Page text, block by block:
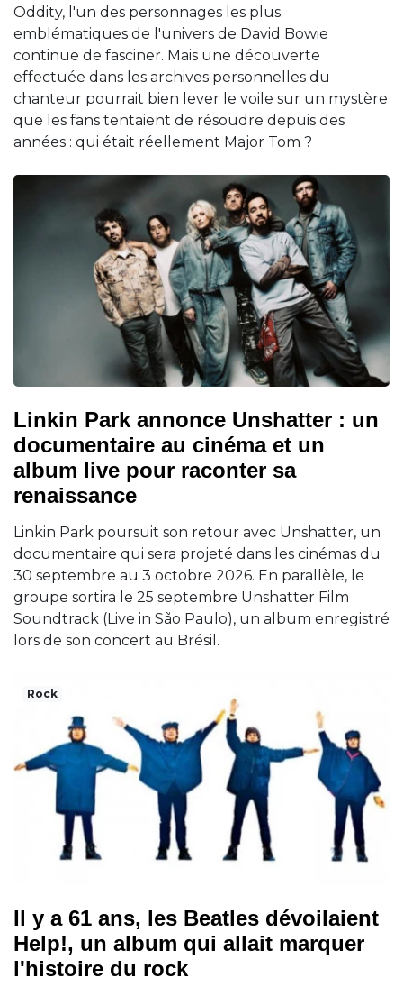
Oddity, l'un des personnages les plus
emblématiques de l'univers de David Bowie
continue de fasciner. Mais une découverte
effectuée dans les archives personnelles du
chanteur pourrait bien lever le voile sur un mystère
que les fans tentaient de résoudre depuis des
années : qui était réellement Major Tom ?
Linkin Park annonce Unshatter : un
documentaire au cinéma et un
album live pour raconter sa
renaissance
Linkin Park poursuit son retour avec Unshatter, un
documentaire qui sera projeté dans les cinémas du
30 septembre au 3 octobre 2026. En parallèle, le
groupe sortira le 25 septembre Unshatter Film
Soundtrack (Live in São Paulo), un album enregistré
lors de son concert au Brésil.
Rock
Il y a 61 ans, les Beatles dévoilaient
Help!, un album qui allait marquer
l'histoire du rock